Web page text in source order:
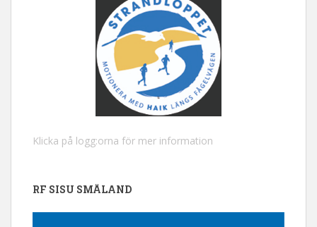
Klicka på logg:orna för mer information
RF SISU SMÅLAND